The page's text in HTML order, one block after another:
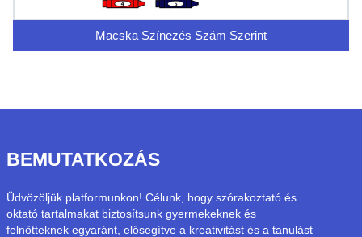
Macska Színezés Szám Szerint
BEMUTATKOZÁS
Üdvözöljük platformunkon! Célunk, hogy szórakoztató és
oktató tartalmakat biztosítsunk gyermekeknek és
felnőtteknek egyaránt, elősegítve a kreativitást és a tanulást